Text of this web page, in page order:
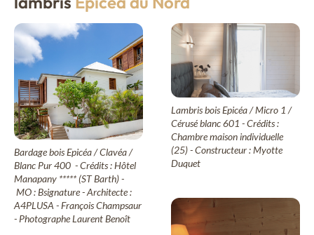
Bardage bois Epicéa / Clavéa /
Blanc Pur 400 - Crédits : Hôtel
Manapany ***** (ST Barth) -
MO : Bsignature - Architecte :
A4PLUSA - François Champsaur
- Photographe Laurent Benoît
Lambris bois Epicéa / Micro 1 /
Cérusé blanc 601 - Crédits :
Chambre maison individuelle
(25) - Constructeur : Myotte
Duquet